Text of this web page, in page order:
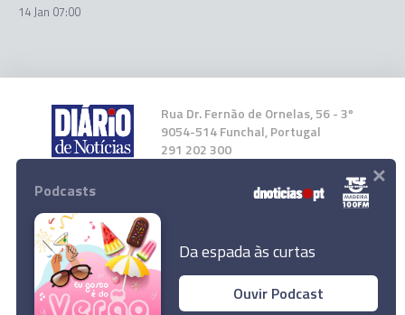
14 Jan 07:00
Rua Dr. Fernão de Ornelas, 56 - 3º
9054-514 Funchal, Portugal
291 202 300
Instale a nossa App
Podcasts
Da espada às curtas
Ouvir Podcast
×